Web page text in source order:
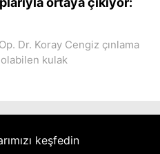
WhatsApp İhbar
Instagram
Dr. Koray Cengiz çınlama
kulak
keşfedin